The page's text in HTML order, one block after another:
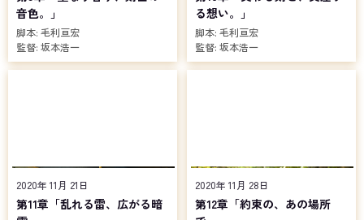
音色。」
脚本: 毛利亘宏
監督: 坂本浩一
る想い。」
脚本: 毛利亘宏
監督: 坂本浩一
2020年 11月 21日
第11章「乱れる雷、広がる暗
2020年 11月 28日
第12章「約束の、あの場所